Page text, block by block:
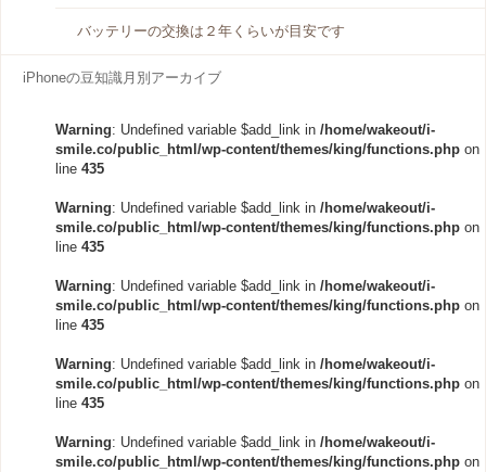
バッテリーの交換は２年くらいが目安です
iPhoneの豆知識月別アーカイブ
Warning: Undefined variable $add_link in /home/wakeout/i-
smile.co/public_html/wp-content/themes/king/functions.php on
line 435
Warning: Undefined variable $add_link in /home/wakeout/i-
smile.co/public_html/wp-content/themes/king/functions.php on
line 435
Warning: Undefined variable $add_link in /home/wakeout/i-
smile.co/public_html/wp-content/themes/king/functions.php on
line 435
Warning: Undefined variable $add_link in /home/wakeout/i-
smile.co/public_html/wp-content/themes/king/functions.php on
line 435
Warning: Undefined variable $add_link in /home/wakeout/i-
smile.co/public_html/wp-content/themes/king/functions.php on